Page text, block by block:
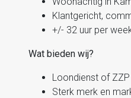
Klantgericht,
+/- 32 uur per
Wat bieden wij?
Loondienst of
Sterk merk en